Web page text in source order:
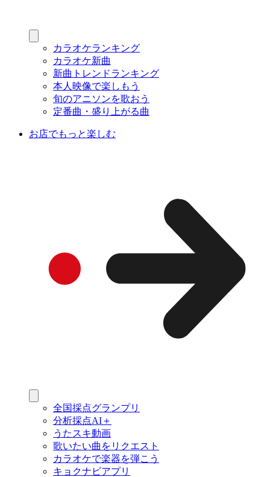
カラオケランキング
カラオケ新曲
新曲トレンドランキング
本人映像で楽しもう
旬のアニソンを歌おう
定番曲・盛り上がる曲
お店でもっと楽しむ
全国採点グランプリ
分析採点AI＋
うたスキ動画
歌いたい曲をリクエスト
カラオケで楽器を弾こう
キョクナビアプリ